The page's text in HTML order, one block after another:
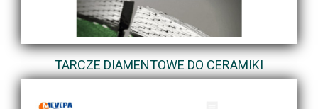
TARCZE DIAMENTOWE DO CERAMIKI